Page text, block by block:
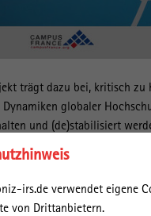
irs.de verwendet eigene
von Drittanbietern.
trägt dazu bei, kritisch
globaler
und (de)stabilisiert
von französischen Offshore
und einen
wird in der Doktorarbeit
Strategien unterstützen die